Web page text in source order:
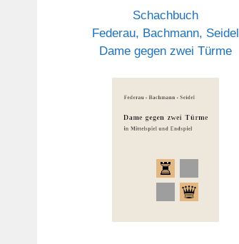
Schachbuch
Federau, Bachmann, Seidel
Dame gegen zwei Türme